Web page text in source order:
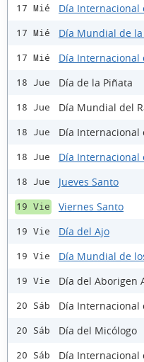
17 Mié Día Internacional
17 Mié Día Mundial de
17 Mié Día Internacional
18 Jue Día de la Piñata
18 Jue Día Mundial del
18 Jue Día Internacional
18 Jue Día Internacional
18 Jue Jueves Santo
19 Vie Viernes Santo
19 Vie Día del Ajo
19 Vie Día Mundial de
19 Vie Día del Aborigen
20 Sáb Día Internacional
20 Sáb Día del Micólogo
20 Sáb Día Internacional